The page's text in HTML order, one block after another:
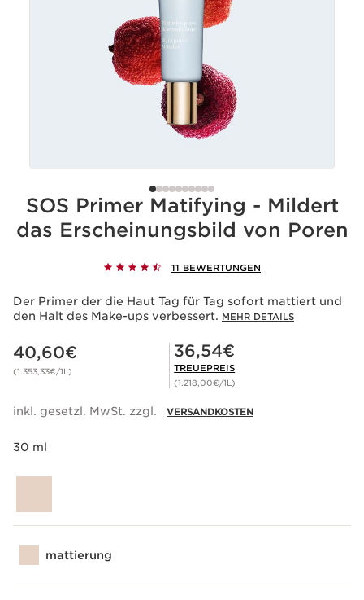
SOS Primer Matifying - Mildert
das Erscheinungsbild von Poren
11 BEWERTUNGEN
Der Primer der die Haut Tag für Tag sofort mattiert und
den Halt des Make-ups verbessert. MEHR DETAILS
Aktueller Preis 40,60€
40,60€
(1.353,33€/1L)
Mitgliederpreis 36,54€
36,54€
TREUEPREIS
(1.218,00€/1L)
inkl. gesetzl. MwSt. zzgl. VERSANDKOSTEN
30 ml
mattierung